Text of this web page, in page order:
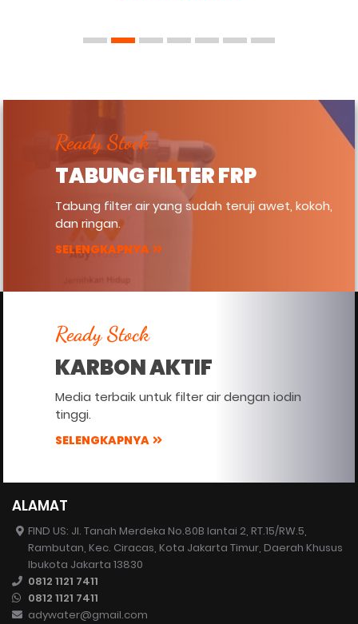
Ready Stock
TABUNG FILTER FRP
Tabung filter air yang sudah teruji awet, kokoh,
dan ringan.
SELENGKAPNYA
Ready Stock
KARBON AKTIF
Media terbaik untuk filter air dengan iodin
tinggi.
SELENGKAPNYA
ALAMAT
FIND US: Jl. Tanah Merdeka No.80B lantai 2, RT.15/RW.5,
Rambutan, Kec. Ciracas, Kota Jakarta Timur, Daerah Khusus
Ibukota Jakarta 13830
0812 1121 7411
0812 1121 7411
adywater@gmail.com